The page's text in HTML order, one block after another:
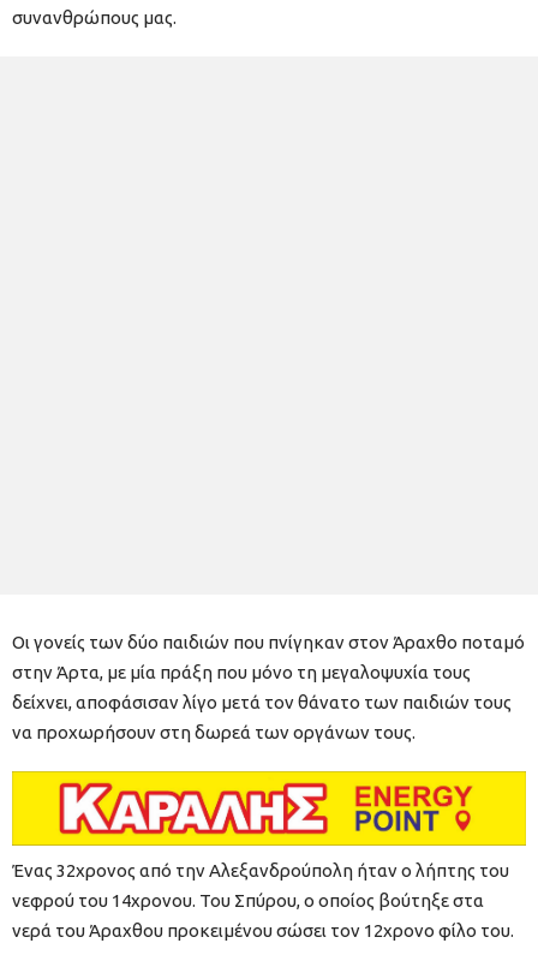
συνανθρώπους μας.
Οι γονείς των δύο παιδιών που πνίγηκαν στον Άραχθο ποταμό
στην Άρτα, με μία πράξη που μόνο τη μεγαλοψυχία τους
δείχνει, αποφάσισαν λίγο μετά τον θάνατο των παιδιών τους
να προχωρήσουν στη δωρεά των οργάνων τους.
Ένας 32χρονος από την Αλεξανδρούπολη ήταν ο λήπτης του
νεφρού του 14χρονου. Του Σπύρου, ο οποίος βούτηξε στα
νερά του Άραχθου προκειμένου σώσει τον 12χρονο φίλο του.